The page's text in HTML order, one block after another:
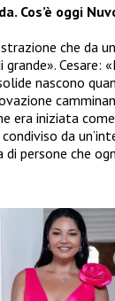
Cos’è oggi
che da
grande». Cesare:
nascono
era iniziata
da
di persone che